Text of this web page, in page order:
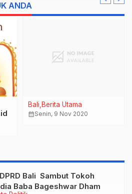
ANDA
Bali Berita Utama
calendar_monthSenin, 9 Nov 2020
Bali Sambut Tokoh
Baba Bageshwar Dham